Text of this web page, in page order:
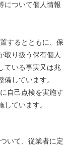
について個人情報
するとともに、保
取り扱う保有個人
ている事実又は兆
しています。
自己点検を実施す
ています。
いて、従業者に定